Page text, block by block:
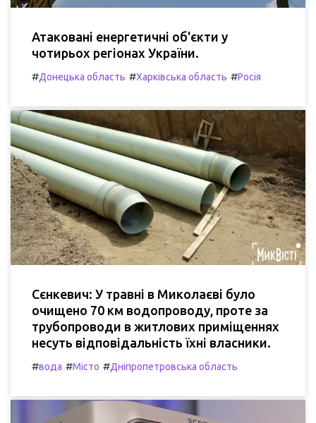
Атаковані енергетичні об'єкти у
чотирьох регіонах України.
#Донецька область #Харківська область #Росія
Сєнкевич: У травні в Миколаєві було
очищено 70 км водопроводу, проте за
трубопроводи в житлових приміщеннях
несуть відповідальність їхні власники.
#вода #Місто #Дніпропетровська область